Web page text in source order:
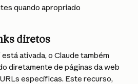
quando apropriado
diretos
ativada, o Claude também
diretamente de páginas da web
específicas. Este recurso,